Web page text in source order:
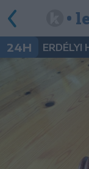
•
24H ERDÉLYI